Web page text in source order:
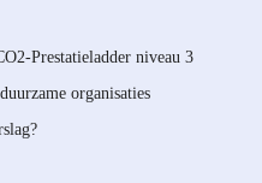
Prestatieladder niveau 3
organisaties